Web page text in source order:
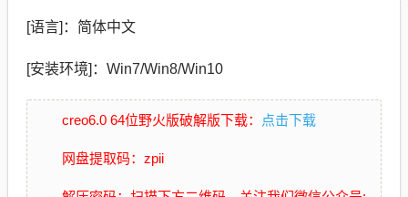
[语言]：简体中文
[安装环境]：Win7/Win8/Win10
creo6.0 64位野火版破解版下载： 点击下载
网盘提取码：zpii